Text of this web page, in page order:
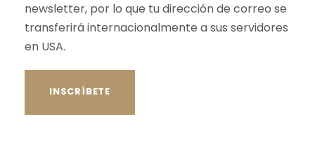
newsletter, por lo que tu dirección de correo se
transferirá internacionalmente a sus servidores
en USA.